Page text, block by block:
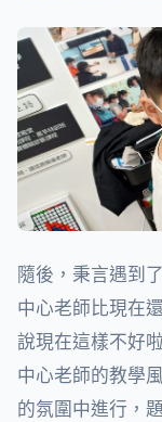
隨後，秉言遇到
中心老師比現在
說現在這樣不好
中心老師的教學
的氛圍中進行，